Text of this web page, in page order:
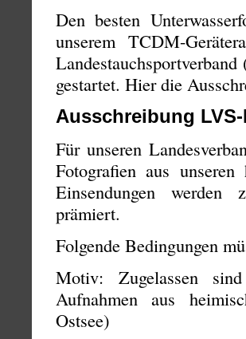
Den besten
unserem TCDM-
gestartet. Hier die
Ausschreibung
Für unseren
Fotografien aus
Einsendungen werden
prämiert.
Folgende Bedingungen
Motiv: Zugelassen
Aufnahmen aus
Ostsee)